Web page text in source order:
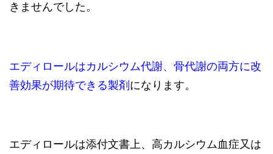
きませんでした。
エディロールはカルシウム代謝、骨代謝の両方に改
善効果が期待できる製剤 になります。
エディロールは添付文書上、高カルシウム血症又は